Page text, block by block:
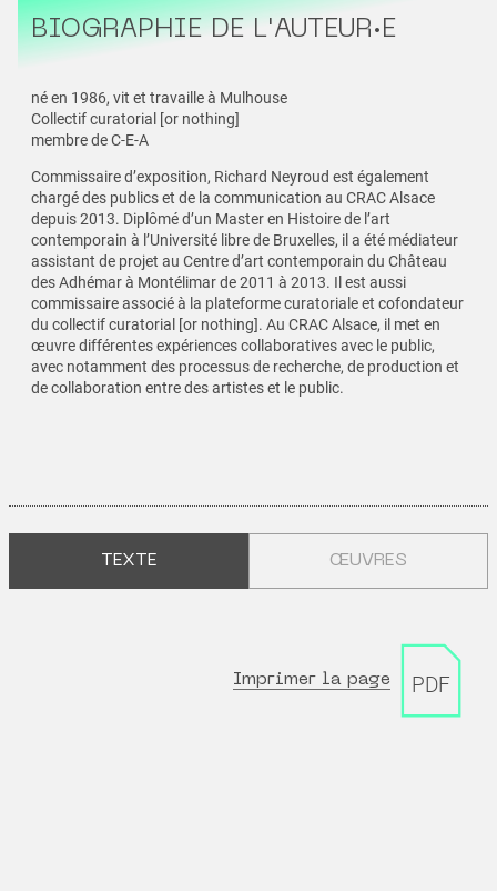
TEXTE ŒUVRES
BIOGRAPHIE DE L'AUTEUR·E
né en 1986, vit et travaille à Mulhouse
Collectif curatorial [or nothing]
membre de C-E-A
Commissaire d’exposition, Richard Neyroud est également
chargé des publics et de la communication au CRAC Alsace
depuis 2013. Diplômé d’un Master en Histoire de l’art
contemporain à l’Université libre de Bruxelles, il a été médiateur
assistant de projet au Centre d’art contemporain du Château
des Adhémar à Montélimar de 2011 à 2013. Il est aussi
commissaire associé à la plateforme curatoriale et cofondateur
du collectif curatorial [or nothing]. Au CRAC Alsace, il met en
œuvre différentes expériences collaboratives avec le public,
avec notamment des processus de recherche, de production et
de collaboration entre des artistes et le public.
Imprimer la page PDF